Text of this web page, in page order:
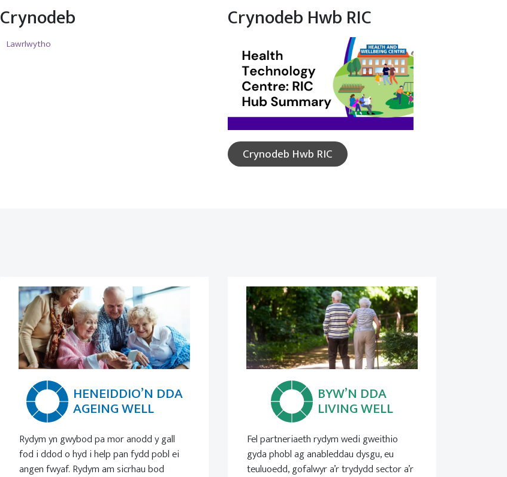
Crynodeb Crynodeb Hwb RIC
Lawrlwytho
Crynodeb Hwb RIC
HENEIDDIO’N DDA
AGEING WELL
Rydym yn gwybod pa mor anodd y gall
fod i ddod o hyd i help pan fydd pobl ei
angen fwyaf. Rydym am sicrhau bod
BYW’N DDA
LIVING WELL
Fel partneriaeth rydym wedi gweithio
gyda phobl ag anableddau dysgu, eu
teuluoedd, gofalwyr a’r trydydd sector a’r